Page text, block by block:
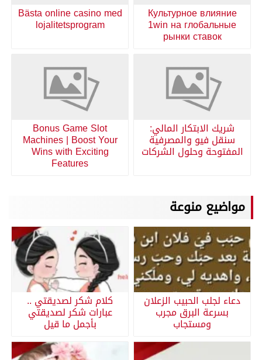
Культурное влияние
1win на глобальные
рынки ставок
Bästa online casino med
lojalitetsprogram
شريك الابتكار المالي:
سنقل فيو والمصرفية
المفتوحة وحلول الشركات
Bonus Game Slot
Machines | Boost Your
Wins with Exciting
Features
مواضيع منوعة
دعاء لجلب الحبيب الزعلان
بسرعة البرق مجرب
ومستجاب
كلام شكر لصديقتي ..
عبارات شكر لصديقتي
بأجمل ما قيل